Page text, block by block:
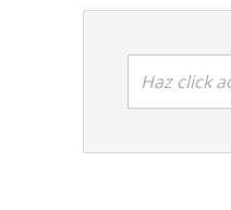
Haz click